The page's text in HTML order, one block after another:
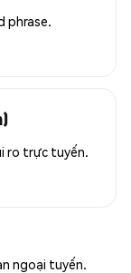
phrase.
ro trực tuyến.
ngoại tuyến.